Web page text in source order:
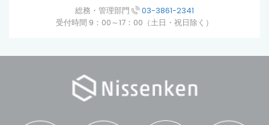
総務・管理部門
03-3861-2341
受付時間 9：00～17：00（土日・祝日除く）